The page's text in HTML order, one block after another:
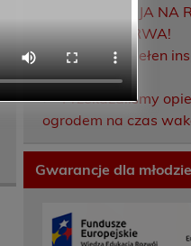
REKRUTACJA NA
2026/2027 TRWA!
Weekend pełen
doświadczeń!
Przekazaliśmy
ogrodem na czas
Gwarancje dla